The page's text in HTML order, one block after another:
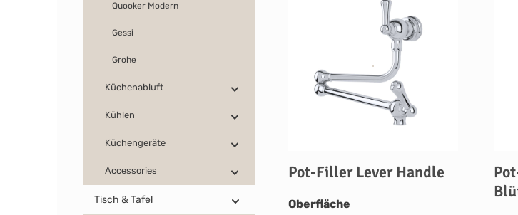
Quooker Modern
Gessi
Grohe
Küchenabluft
Kühlen
Küchengeräte
Accessories
Tisch & Tafel
Pot-Filler Lever Handle
Oberfläche